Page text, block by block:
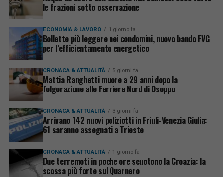
le frazioni sotto osservazione
ECONOMIA & LAVORO 1 giorno fa
Bollette più leggere nei condomini, nuovo bando FVG
per l’efficientamento energetico
CRONACA & ATTUALITÀ 5 giorni fa
Mattia Ranghetti muore a 29 anni dopo la
folgorazione alle Ferriere Nord di Osoppo
CRONACA & ATTUALITÀ 3 giorni fa
Arrivano 142 nuovi poliziotti in Friuli-Venezia Giulia:
61 saranno assegnati a Trieste
CRONACA & ATTUALITÀ 1 giorno fa
Due terremoti in poche ore scuotono la Croazia: la
scossa più forte sul Quarnero